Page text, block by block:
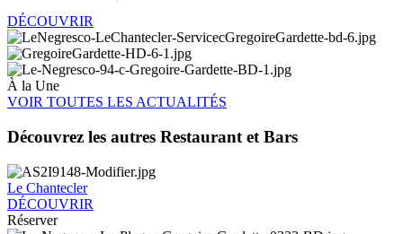
DÉCOUVRIR
À la Une
VOIR TOUTES LES ACTUALITÉS
Découvrez les autres Restaurant et Bars
Le Chantecler
DÉCOUVRIR
Réserver